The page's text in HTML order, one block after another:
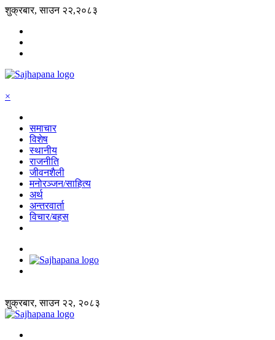
शुक्रबार, साउन २२,२०८३
×
समाचार
विशेष
स्थानीय
राजनीति
जीवनशैली
मनोरञ्जन/साहित्य
अर्थ
अन्तरवार्ता
विचार/बहस
शुक्रबार, साउन २२, २०८३